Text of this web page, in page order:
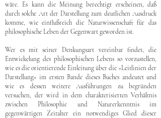
wäre. Es kann die Meinung berechtigt erscheinen, daß
durch solche Art der Darstellung zum deutlichen Ausdruck
komme, wie einflußreich die Naturwissenschaft für das
philosophische Leben der Gegenwart geworden ist.
Wer es mit seiner Denkungsart vereinbar findet, die
Entwickelung des philosophischen Lebens so vorzustellen,
wie es die orientierende Einleitung über die »Leitlinien der
Darstellung« im ersten Bande dieses Buches andeutet und
wie es dessen weitere Ausführungen zu begründen
versuchen, der wird in dem charakterisierten Verhältnis
zwischen Philosophie und Naturerkenntnis im
gegenwärtigen Zeitalter ein notwendiges Glied dieser